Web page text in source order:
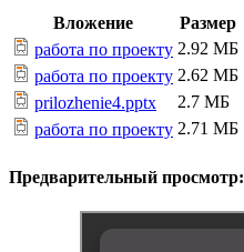
Вложение
Размер
работа по проекту 2.92 МБ
работа по проекту 2.62 МБ
prilozhenie4.pptx
2.7 МБ
работа по проекту 2.71 МБ
Предварительный просмотр: